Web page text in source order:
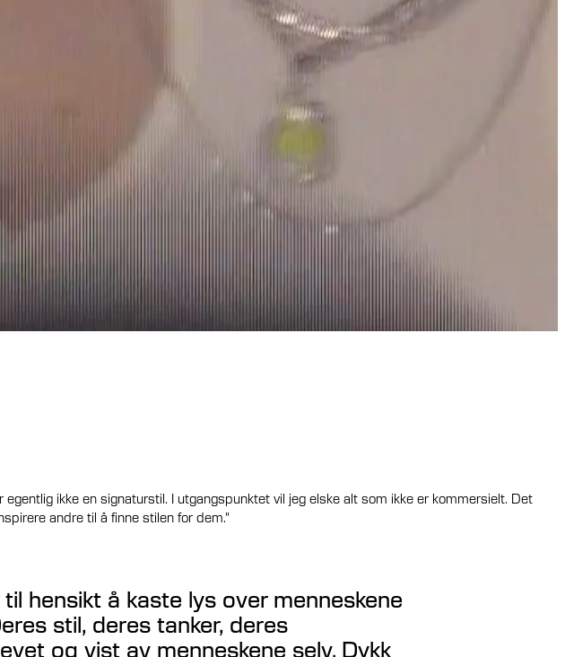
ikke en signaturstil. I utgangspunktet vil jeg elske alt som ikke er kommersielt. Det
andre til å finne stilen for dem."
hensikt å kaste lys over menneskene
stil, deres tanker, deres
og vist av menneskene selv. Dykk